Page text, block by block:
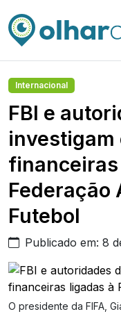
Internacional
FBI e
investigam
Federação
Futebol
Publicado em: 8
O presidente da FIFA,